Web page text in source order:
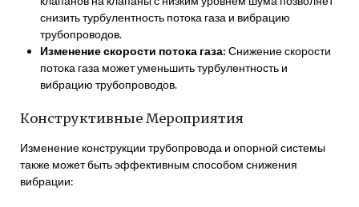
снизить турбулентность потока газа и вибрацию
трубопроводов.
Изменение скорости потока газа: Снижение скорости
потока газа может уменьшить турбулентность и
вибрацию трубопроводов.
Конструктивные Мероприятия
Изменение конструкции трубопровода и опорной системы
также может быть эффективным способом снижения
вибрации: